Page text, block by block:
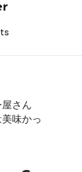
さん
美味かっ